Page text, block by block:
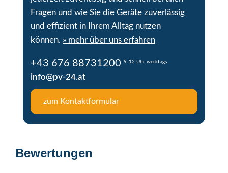
Fragen und wie Sie die Geräte zuverlässig
und effizient in Ihrem Alltag nutzen
können. » mehr über uns erfahren
+43 676 88731200 9-12 Uhr werktags
info@pv-24.at
zum Kontaktformular
Bewertungen